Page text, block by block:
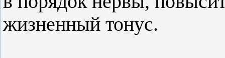
жизненный тонус.